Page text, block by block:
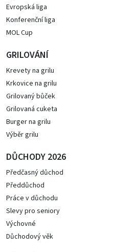
Evropská liga
Konferenční liga
MOL Cup
GRILOVÁNÍ
Krevety na grilu
Krkovice na grilu
Grilovaný bůček
Grilovaná cuketa
Burger na grilu
Výběr grilu
DŮCHODY 2026
Předčasný důchod
Předdůchod
Práce v důchodu
Slevy pro seniory
Výchovné
Důchodový věk